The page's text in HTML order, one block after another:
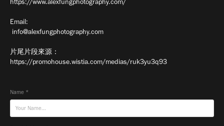
Email:
info@alexfungphotography.com
片尾片段來源：
https://promohouse.wistia.com/medias/ruk3yu3q93
Name *